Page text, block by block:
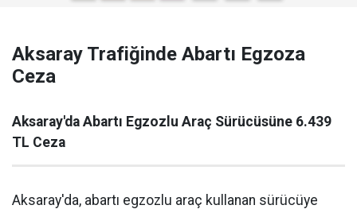
Aksaray Trafiğinde Abartı Egzoza
Ceza
Aksaray'da Abartı Egzozlu Araç Sürücüsüne 6.439
TL Ceza
Aksaray'da, abartı egzozlu araç kullanan sürücüye